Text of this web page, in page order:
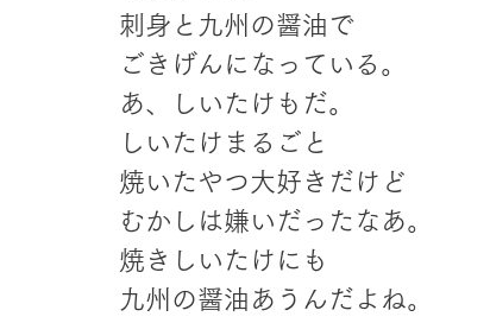
刺身と九州の醤油で
ごきげんになっている。
あ、しいたけもだ。
しいたけまるごと
焼いたやつ大好きだけど
むかしは嫌いだったなあ。
焼きしいたけにも
九州の醤油あうんだよね。